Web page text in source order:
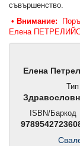
съвършенство.
• Внимание:
Елена
Елена
Тип
ISBN/Баркод